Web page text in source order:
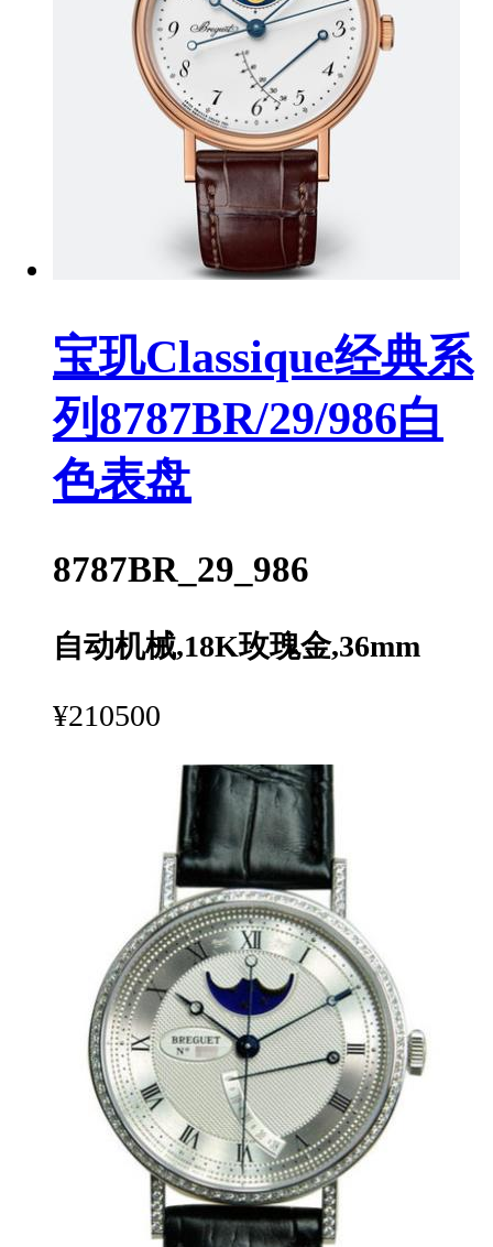
宝玑Classique经典系
列8787BR/29/986白
色表盘
8787BR_29_986
自动机械,18K玫瑰金,36mm
¥210500